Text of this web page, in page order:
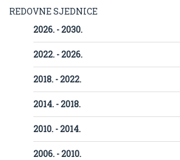
REDOVNE SJEDNICE
2026. - 2030.
2022. - 2026.
2018. - 2022.
2014. - 2018.
2010. - 2014.
2006. - 2010.